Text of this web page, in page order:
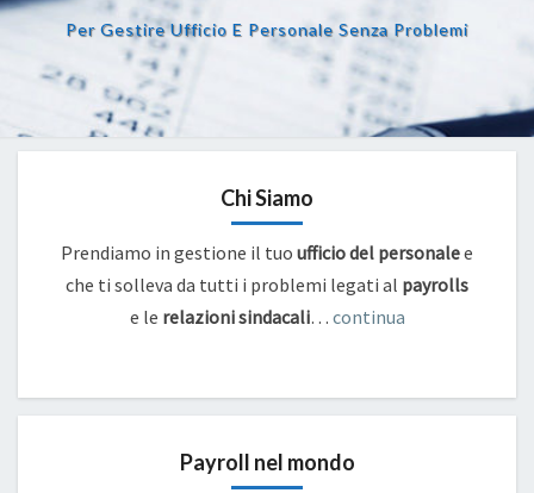
Per Gestire Ufficio E Personale Senza Problemi
Chi Siamo
Prendiamo in gestione il tuo ufficio del personalee
che ti solleva da tutti i problemi legati al payrolls
e le relazioni sindacali… continua
Payroll nel mondo